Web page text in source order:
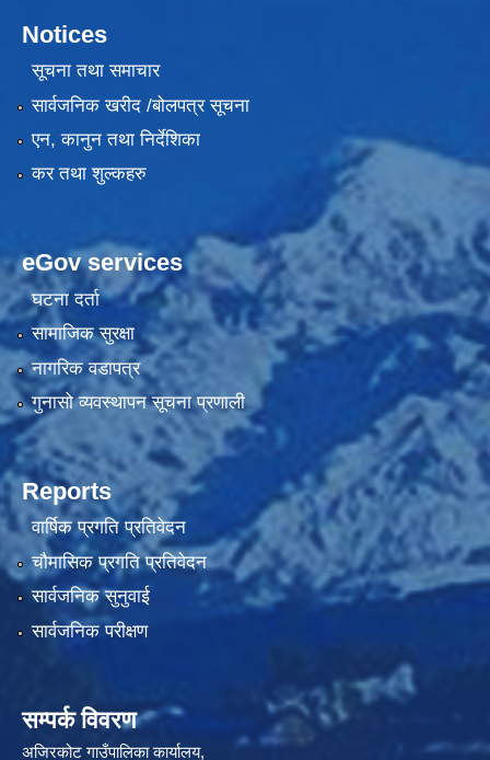
Notices
सूचना तथा समाचार
सार्वजनिक खरीद /बोलपत्र सूचना
एन, कानुन तथा निर्देशिका
कर तथा शुल्कहरु
eGov services
घटना दर्ता
सामाजिक सुरक्षा
नागरिक वडापत्र
गुनासो व्यवस्थापन सूचना प्रणाली
Reports
वार्षिक प्रगति प्रतिवेदन
चौमासिक प्रगति प्रतिवेदन
सार्वजनिक सुनुवाई
सार्वजनिक परीक्षण
सम्पर्क विवरण
अजिरकोट गाउँपालिका कार्यालय,